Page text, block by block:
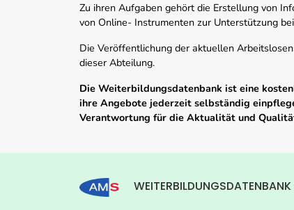
Zu ihren Aufgaben gehört die Erstellung von
von Online- Instrumenten zur Unterstützung
Die Veröffentlichung der aktuellen
dieser Abteilung.
Die Weiterbildungsdatenbank ist eine
ihre Angebote jederzeit selbständig
Verantwortung für die Aktualität und
WEITERBILDUNGSDATENBANK